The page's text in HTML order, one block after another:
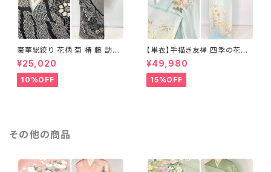
豪華総絞り 花柄 菊 椿 藤 訪問
着 鹿の子絞り ラメ 正絹 黒 白
グレー 1435
¥25,020
10%OFF
【単衣】手描き友禅 四季の花々
正絹 訪問着 水色 黄緑 白 パス
テルカラー 1431
¥49,980
15%OFF
その他の商品